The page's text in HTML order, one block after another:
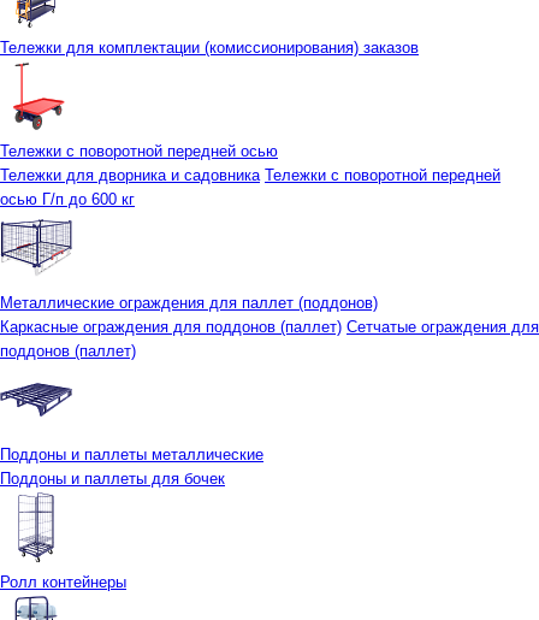
Тележки для комплектации (комиссионирования) заказов
Тележки с поворотной передней осью
Тележки для дворника и садовника Тележки с поворотной передней
осью Г/п до 600 кг
Металлические ограждения для паллет (поддонов)
Каркасные ограждения для поддонов (паллет) Сетчатые ограждения для
поддонов (паллет)
Поддоны и паллеты металлические
Поддоны и паллеты для бочек
Ролл контейнеры